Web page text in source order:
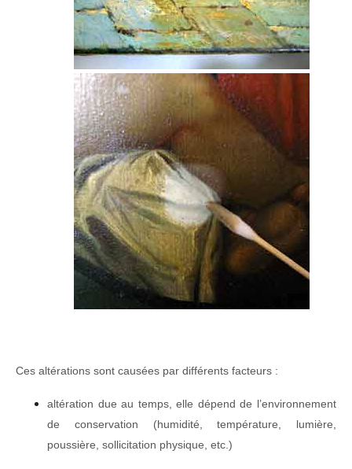
Ces altérations sont causées par différents facteurs :
altération due au temps, elle dépend de l’environnement
de conservation (humidité, température, lumière,
poussière, sollicitation physique, etc.)